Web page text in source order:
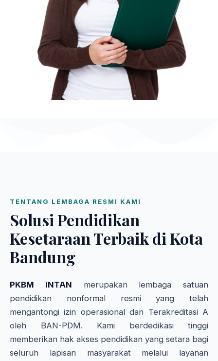
TENTANG LEMBAGA RESMI KAMI
Solusi Pendidikan
Kesetaraan Terbaik di Kota
Bandung
PKBM INTAN merupakan lembaga satuan
pendidikan nonformal resmi yang telah
mengantongi izin operasional dan Terakreditasi A
oleh BAN-PDM. Kami berdedikasi tinggi
memberikan hak akses pendidikan yang setara bagi
seluruh lapisan masyarakat melalui layanan